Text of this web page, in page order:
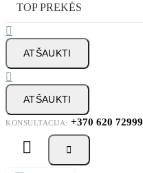
TOP PREKĖS

ATŠAUKTI

ATŠAUKTI
KONSULTACIJA: +370 620 72999
 